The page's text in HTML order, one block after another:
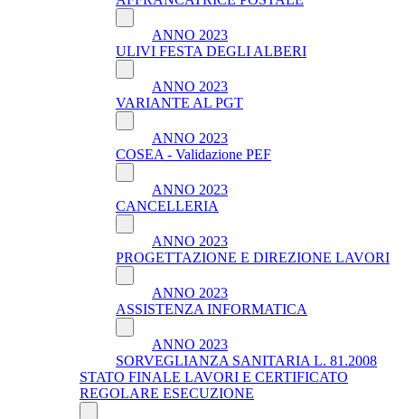
ANNO 2023
ULIVI FESTA DEGLI ALBERI
ANNO 2023
VARIANTE AL PGT
ANNO 2023
COSEA - Validazione PEF
ANNO 2023
CANCELLERIA
ANNO 2023
PROGETTAZIONE E DIREZIONE LAVORI
ANNO 2023
ASSISTENZA INFORMATICA
ANNO 2023
SORVEGLIANZA SANITARIA L. 81.2008
STATO FINALE LAVORI E CERTIFICATO
REGOLARE ESECUZIONE